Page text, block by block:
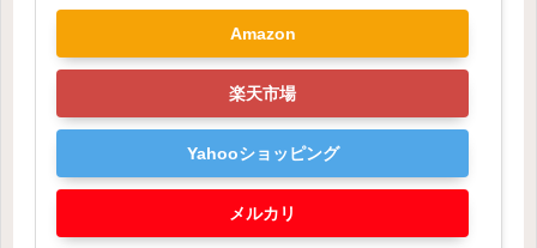
Amazon
楽天市場
Yahooショッピング
メルカリ